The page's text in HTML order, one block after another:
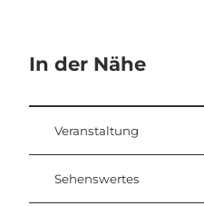
In der Nähe
Veranstaltung
Sehenswertes